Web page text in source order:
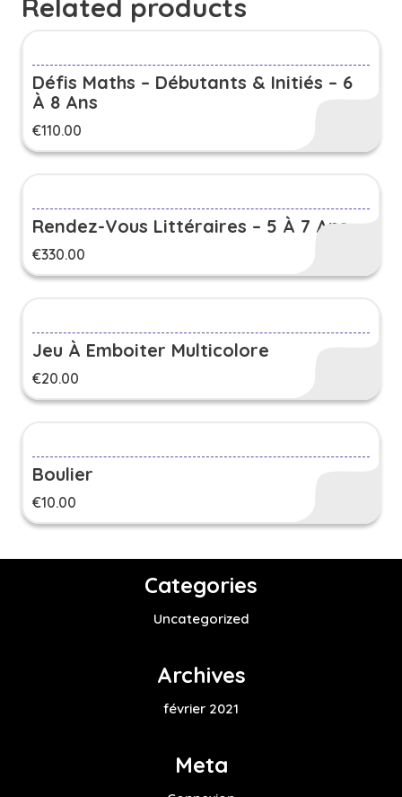
Related products
Défis Maths – Débutants & Initiés – 6
À 8 Ans
€110.00
Rendez-Vous Littéraires – 5 À 7 Ans
€330.00
Jeu À Emboiter Multicolore
€20.00
Boulier
€10.00
Categories
Uncategorized
Archives
février 2021
Meta